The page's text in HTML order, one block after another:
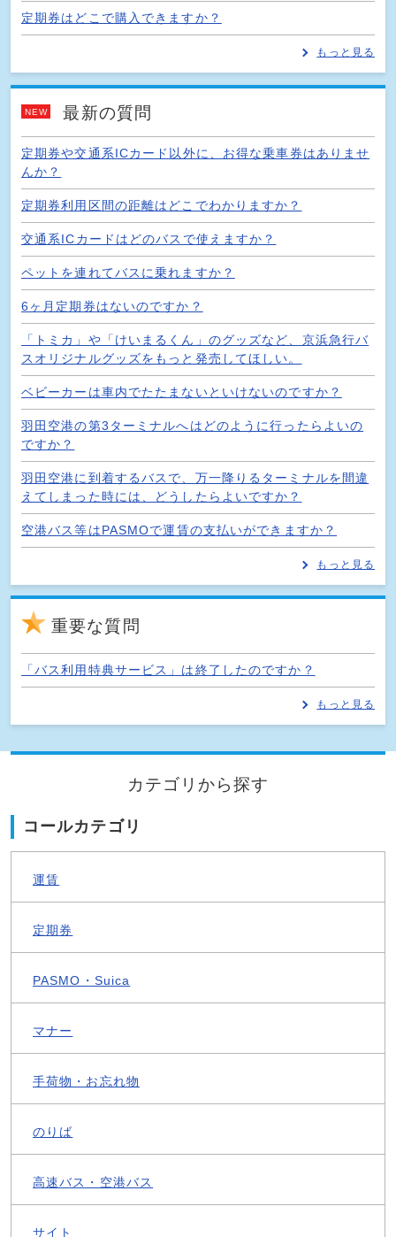
定期券はどこで購入できますか？
もっと見る
NEW 最新の質問
定期券や交通系ICカード以外に、お得な乗車券はありませ
んか？
定期券利用区間の距離はどこでわかりますか？
交通系ICカードはどのバスで使えますか？
ペットを連れてバスに乗れますか？
6ヶ月定期券はないのですか？
「トミカ」や「けいまるくん」のグッズなど、京浜急行バ
スオリジナルグッズをもっと発売してほしい。
ベビーカーは車内でたたまないといけないのですか？
羽田空港の第3ターミナルへはどのように行ったらよいの
ですか？
羽田空港に到着するバスで、万一降りるターミナルを間違
えてしまった時には、どうしたらよいですか？
空港バス等はPASMOで運賃の支払いができますか？
もっと見る
重要な質問
「バス利用特典サービス」は終了したのですか？
もっと見る
カテゴリから探す
コールカテゴリ
運賃
定期券
PASMO・Suica
マナー
手荷物・お忘れ物
のりば
高速バス・空港バス
サイト